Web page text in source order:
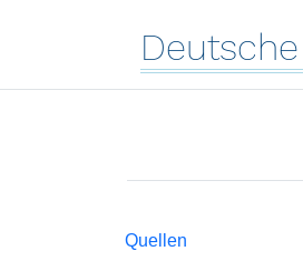
Deutsche
Quellen